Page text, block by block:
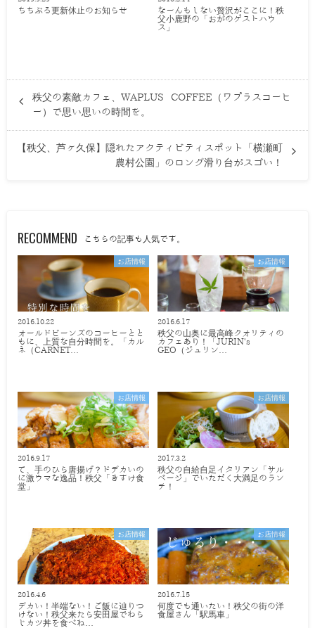
ちちぶる更新休止のお知らせ
なーんもしない贅沢がここに！秩
父小鹿野の「おがのゲストハウ
ス」
秩父の素敵カフェ、WAPLUS COFFEE（ワプラスコーヒ
ー）で思い思いの時間を。
【秩父、芦ヶ久保】隠れたアクティビティスポット「横瀬町
農村公園」のロング滑り台がスゴい！
RECOMMEND こちらの記事も人気です。
お店情報
2016.10.22
オールドビーンズのコーヒーとと
もに、上質な自分時間を。「カル
ネ（CARNET…
お店情報
2016.6.17
秩父の山奥に最高峰クオリティの
カフェあり！「JURIN's
GEO（ジュリン…
お店情報
2016.9.17
て、手のひら唐揚げ？ドデカいの
に激ウマな逸品！秩父「きすけ食
堂」
お店情報
2017.3.2
秩父の自給自足イタリアン「サル
ベージ」でいただく大満足のラン
チ！
お店情報
2016.4.6
デカい！半端ない！ご飯に辿りつ
けない！秩父来たら安田屋でわら
じカツ丼を食べね…
お店情報
2016.7.15
何度でも通いたい！秩父の街の洋
食屋さん「駅馬車」